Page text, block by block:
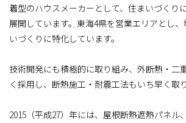
着型のハウスメーカーとして、住まいづくり
展開しています。東海4県を営業エリアとし
いづくりに特化しています。
技術開発にも積極的に取り組み、外断熱・二
く採用し、断熱施工・耐震工法もいち早く取
2015（平成27）年には、屋根断熱遮熱パネル